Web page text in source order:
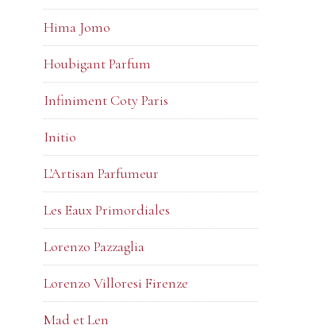
Hima Jomo
Houbigant Parfum
Infiniment Coty Paris
Initio
L'Artisan Parfumeur
Les Eaux Primordiales
Lorenzo Pazzaglia
Lorenzo Villoresi Firenze
Mad et Len